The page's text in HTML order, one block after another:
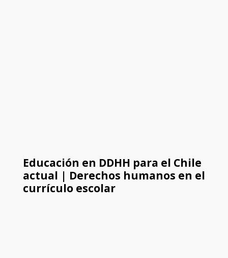
Educación en DDHH para el Chile
actual | Derechos humanos en el
currículo escolar